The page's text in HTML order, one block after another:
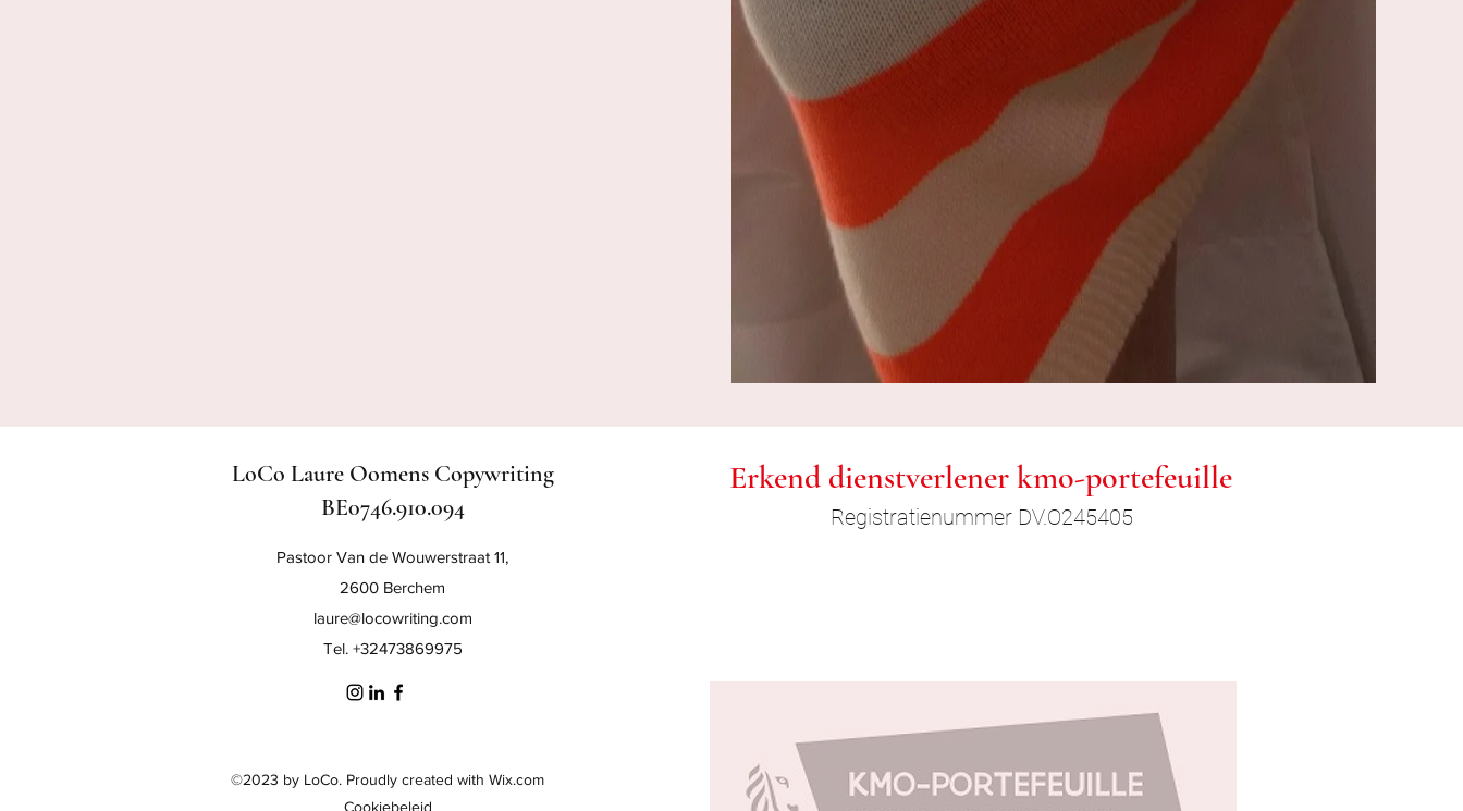
LoCo Laure Oomens Copywriting
BE0746.910.094
Erkend dienstverlener kmo-portefeuille
Registratienummer DV.O245405
Pastoor Van de Wouwerstraat 11,
2600 Berchem
laure@locowriting.com
Tel. +32473869975
©2023 by LoCo. Proudly created with Wix.com
Cookiebeleid